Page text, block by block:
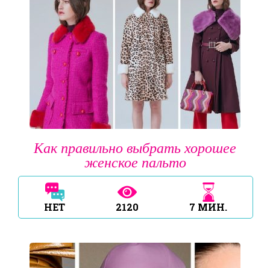
Как правильно выбрать хорошее
женское пальто
НЕТ 2120 7 МИН.